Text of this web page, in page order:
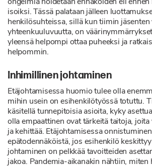
ongelmia hoidetaan ennakoiden eli ennen
isoiksi. Tässä palataan jälleen
henkilösuhteissa, sillä kun tiimin jäsenten
yhteenkuuluvuutta, on
yleensä helpompi ottaa puheeksi ja
helpommin.
Inhimillinen johtaminen
Etäjohtamisessa huomio tulee olla
mihin usein on esihenkilötyössä totuttu.
käsitellä tunnepitoisia asioita, kyky
olla empaattinen ovat tärkeitä taitoja,
ja kehittää. Etäjohtamisessa
epätodennäköistä, jos esihenkilö
johtaminen on pelkkää tavoitteiden
jakoa. Pandemia-aikanakin nähtiin, miten